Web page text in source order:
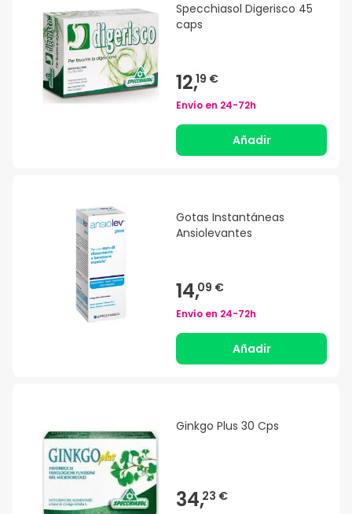
Specchiasol Digerisco 45
caps
12,19 €
Envío en 24-72h
Añadir
Gotas Instantáneas
Ansiolevantes
14,09 €
Envío en 24-72h
Añadir
Ginkgo Plus 30 Cps
34,23 €